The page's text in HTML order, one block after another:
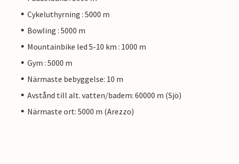
Cykeluthyrning : 5000 m
Bowling : 5000 m
Mountainbike led 5-10 km : 1000 m
Gym : 5000 m
Närmaste bebyggelse: 10 m
Avstånd till alt. vatten/badem: 60000 m (Sjö)
Närmaste ort: 5000 m (Arezzo)